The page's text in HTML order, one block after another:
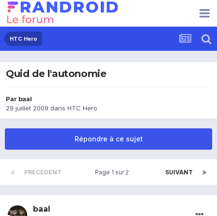
HTC Hero
Quid de l'autonomie
Par baal
29 juillet 2009 dans HTC Hero
Répondre à ce sujet
PRÉCÉDENT SUIVANT
Page 1 sur 2
baal